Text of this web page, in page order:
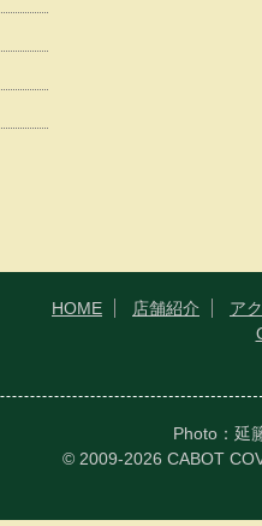
HOME 店舗紹介
ア
Photo：延
© 2009-2026 CABOT